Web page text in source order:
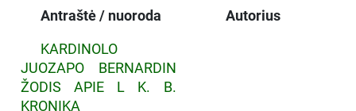
Antraštė / nuoroda Autorius
KARDINOLO
JUOZAPO BERNARDIN
ŽODIS APIE L K. B.
KRONIKĄ